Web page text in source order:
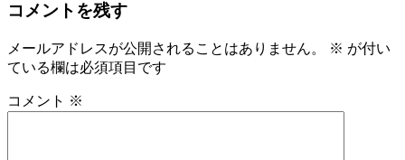
コメントを残す
メールアドレスが公開されることはありません。 ※ が付い
ている欄は必須項目です
コメント ※